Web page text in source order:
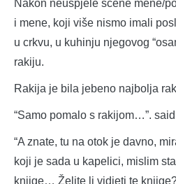
Nakon neuspjele scene mene/
i mene, koji više nismo imali
u crkvu, u kuhinju njegovog
rakiju.
Rakija je bila jebeno najbolja
“Samo pomalo s rakijom…”.
“A znate, tu na otok je davno,
koji je sada u kapelici, mislim
knjige… Želite li vidjeti te